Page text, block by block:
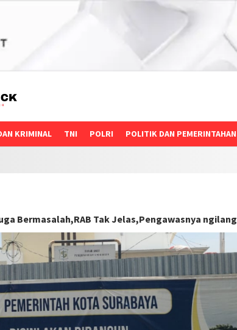
KRIMINAL TNI POLRI POLITIK DAN PEMERINTAHAN
Bermasalah,RAB Tak Jelas,Pengawasnya ngilang